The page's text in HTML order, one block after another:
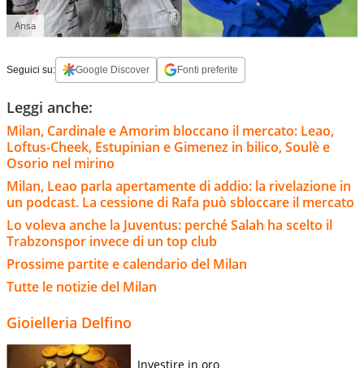
Ansa
Seguici su: Google Discover Fonti preferite
Leggi anche:
Milan, Cardinale e Amorim bloccano il mercato: Leao,
Loftus-Cheek, Estupinian e Gimenez in bilico, Soulè e
Osorio nel mirino
Milan, Leao parla apertamente di addio: la rivelazione in
un podcast. La cessione di Rafa può sbloccare il mercato
Lo voleva anche la Juventus: perché Salah ha scelto il
Trabzonspor invece di un top club
Prossime partite e calendario del Milan
Tutte le notizie del Milan
Gioielleria Delfino
Investire in oro